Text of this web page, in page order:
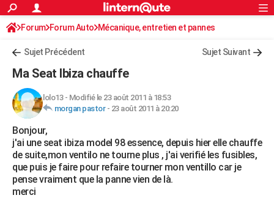
ACTUALITÉS
Politique
Société
Faits Divers
Education
Monde
Villes
+
FINANCE
Retraite
Impôts
Epargne
Immobilier
Risques naturels par ville
Banque
Assurance
Crédit
AUTO
Essais
Réserver un essai
Citadines
Berlines
SUV
Forum auto
+HIGH-TECH
Mobiles
Meilleur smartphone
Internet
Ordinateurs
Jeux vidéo
Guide high-tech
+BRICOLAGE
Forum
Aménagement intérieur
Extérieur
Cuisine
Salle de bains
Jardinage
Rangement
WEEK-END
Rechercher
S'inscrire
Connexion
Forum Forum Auto Mécanique, entretien et pannes
Sujet Précédent Sujet Suivant
Ma Seat Ibiza chauffe
lolo13- Modifié le 23 août 2011 à 18:53
morgan pastor- 23 août 2011 à 20:20
Bonjour,
j'ai une seat ibiza model 98 essence, depuis hier elle chauffe
de suite,mon ventilo ne tourne plus , j'ai verifié les fusibles,
que puis je faire pour refaire tourner mon ventillo car je
pense vraiment que la panne vien de là.
merci